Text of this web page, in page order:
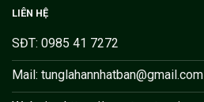
LIÊN HỆ
SĐT: 0985 41 7272
Mail: tunglahannhatban@gmail.com